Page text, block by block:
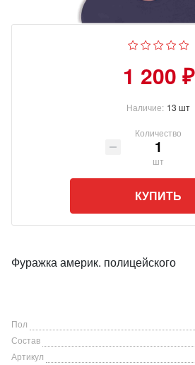
1 200 ₽
Наличие: 13 шт
Количество
шт
КУПИТЬ
Фуражка америк. полицейского
Пол
Состав
Артикул